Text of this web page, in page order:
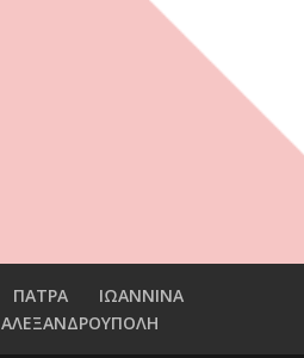
ΠΑΤΡΑ
ΙΩΑΝΝΙΝΑ
ΑΛΕΞΑΝΔΡΟΥΠΟΛΗ